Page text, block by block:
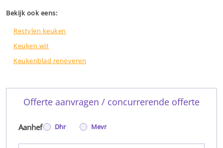
Bekijk ook eens:
Restylen keuken
Keuken wit
Keukenblad renoveren
Offerte aanvragen / concurrerende offerte
Aanhef Dhr Mevr